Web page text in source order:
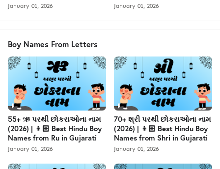
January 01, 2026 January 01, 2026
Boy Names From Letters
55+ ઋ પરથી છોકરાઓના નામ
(2026) | 👦🏻 Best Hindu Boy
Names from Ru in Gujarati
January 01, 2026
70+ શ્રી પરથી છોકરાઓના નામ
(2026) | 👦🏻 Best Hindu Boy
Names from Shri in Gujarati
January 01, 2026